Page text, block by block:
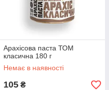
Арахісова паста ТОМ
класична 180 г
Немає в наявності
105 ₴